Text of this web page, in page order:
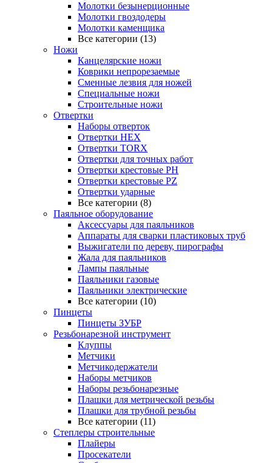
Молотки безынерционные
Молотки гвоздодеры
Молотки каменщика
Все категории (13)
Ножи
Канцелярские ножи
Коврики непрорезаемые
Сменные лезвия для ножей
Специальные ножи
Строительные ножи
Отвертки
Наборы отверток
Отвертки HEX
Отвертки TORX
Отвертки для точных работ
Отвертки крестовые PH
Отвертки крестовые PZ
Отвертки ударные
Все категории (8)
Паяльное оборудование
Аксессуары для паяльников
Аппараты для сварки пластиковых труб
Выжигатели по дереву, пирографы
Жала для паяльников
Лампы паяльные
Паяльники газовые
Паяльники электрические
Все категории (10)
Пинцеты
Пинцеты ЗУБР
Резьбонарезной инструмент
Клуппы
Метчики
Метчикодержатели
Наборы метчиков
Наборы резьбонарезные
Плашки для метрической резьбы
Плашки для трубной резьбы
Все категории (11)
Степлеры строительные
Плайеры
Просекатели